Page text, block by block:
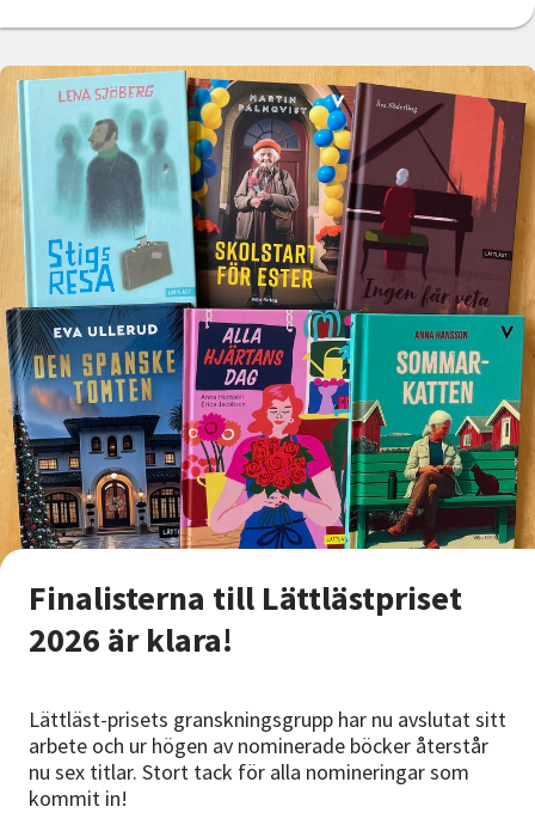
Finalisterna till Lättlästpriset
2026 är klara!
Lättläst-prisets granskningsgrupp har nu avslutat sitt
arbete och ur högen av nominerade böcker återstår
nu sex titlar. Stort tack för alla nomineringar som
kommit in!